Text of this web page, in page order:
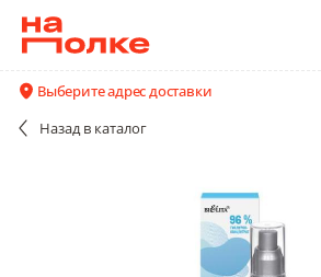
Выберите адрес доставки
Назад в каталог
Супер-Сыворотка Bielita
лица и шеи 96% гиалурон-
1 шт в упаковке
Акции
Все поставщики и цены